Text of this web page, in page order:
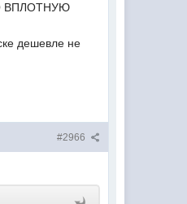
ВПЛОТНУЮ
дешевле не
#2966